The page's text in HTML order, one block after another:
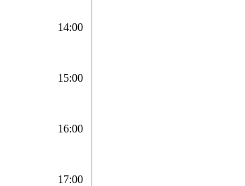
14:00
15:00
16:00
17:00